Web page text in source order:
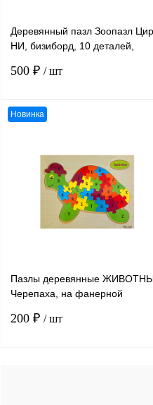
Деревянный пазл Зоопазл
НИ, бизиборд, 10 деталей,
500 ₽ / шт
К сравнению
В избранное
наличии
Новинка
Пазлы деревянные
Черепаха, на фанерной
алфавитом
200 ₽ / шт